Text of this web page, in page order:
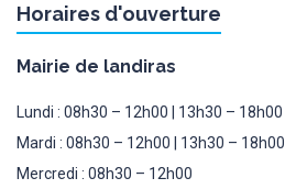
Horaires d'ouverture
Mairie de landiras
Lundi : 08h30 – 12h00 | 13h30 – 18h00
Mardi : 08h30 – 12h00 | 13h30 – 18h00
Mercredi : 08h30 – 12h00